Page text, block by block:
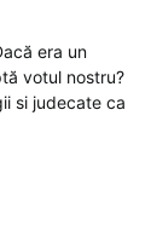
era un
votul nostru?
si judecate ca